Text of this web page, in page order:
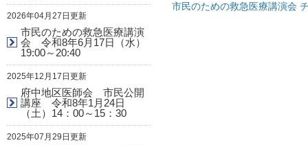
市民のための救急医療講演会
2026年04月27日更新
市民のための救急医療講演
会 令和8年6月17日（水）
19:00～20:40
2025年12月17日更新
府中地区医師会 市民公開
講座 令和8年1月24日
（土）14：00～15：30
2025年07月29日更新